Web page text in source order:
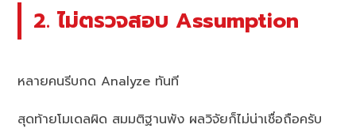
2. ไม่ตรวจสอบ Assumption
หลายคนรีบกด Analyze ทันที
สุดท้ายโมเดลผิด สมมติฐานพัง ผลวิจัยก็ไม่น่าเชื่อถือครับ